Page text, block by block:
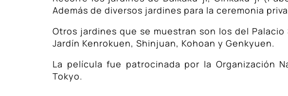
Además de diversos jardines para la ceremonia
Otros jardines que se muestran son los del
Jardín Kenrokuen, Shinjuan, Kohoan y Genkyuen.
La película fue patrocinada por la Organización
Tokyo.